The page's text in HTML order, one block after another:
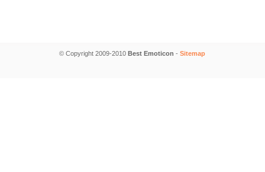
© Copyright 2009-2010 Best Emoticon - Sitemap